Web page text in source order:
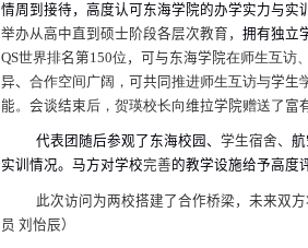
情周到接待，高度认可东海学院的办学实力与实
举办从高中直到硕士阶段各层次教育， 拥有独立
QS世界排名第150位 ， 可与东海学院在师生互访
异、 合作空间广阔， 可共同推进师生互访与学生
能 。 会谈结束 后，贺瑛校长向维拉学院赠送了 富
代表团随后参观了东海校园、 学生宿舍、
实训情况。马方对学校完善的教学设施给予高度
此次访问为两校搭建了合作桥梁，未来双
员 刘怡辰）